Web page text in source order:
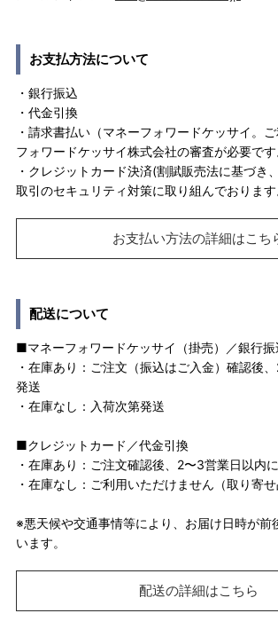
お支払方法について
・銀行振込
・代金引換
・請求書払い（マネーフォワードケッサイ。
フォワードケッサイ株式会社の審査が必要です
・クレジットカード決済(割賦販売法に基づき
取引のセキュリティ対策に取り組んでおりま
お支払い方法の詳細はこち
配送について
■マネーフォワードケッサイ（掛売）／銀行振
・在庫あり：ご注文（振込はご入金）確認後
発送
・在庫なし：入荷次第発送
■クレジットカード／代金引換
・在庫あり：ご注文確認後、2〜3営業日以内
・在庫なし：ご利用いただけません（取り寄せ
※悪天候や交通事情等により、お届け日時が前
います。
配送の詳細はこちら